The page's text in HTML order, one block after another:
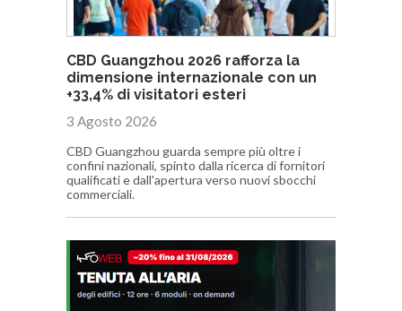
CBD Guangzhou 2026 rafforza la
dimensione internazionale con un
+33,4% di visitatori esteri
3 Agosto 2026
CBD Guangzhou guarda sempre più oltre i
confini nazionali, spinto dalla ricerca di fornitori
qualificati e dall'apertura verso nuovi sbocchi
commerciali.